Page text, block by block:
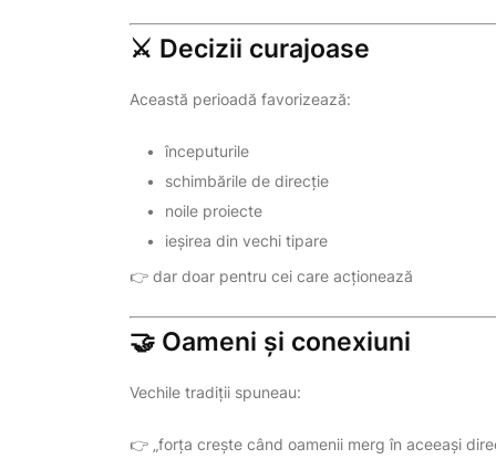
⚔️ Decizii curajoase
Această perioadă favorizează:
începuturile
schimbările de direcție
noile proiecte
ieșirea din vechi tipare
👉 dar doar pentru cei care acționează
🤝 Oameni și conexiuni
Vechile tradiții spuneau:
👉 „forța crește când oamenii merg în aceeași